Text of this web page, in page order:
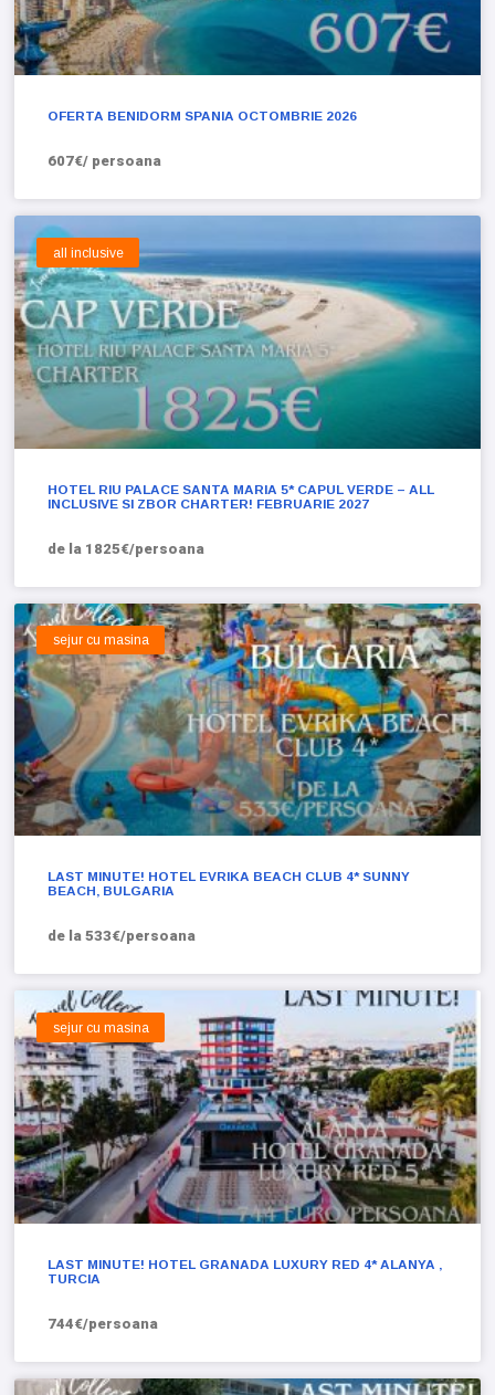
OFERTA BENIDORM SPANIA OCTOMBRIE 2026
607€/ persoana
all inclusive
HOTEL RIU PALACE SANTA MARIA 5* CAPUL VERDE – ALL
INCLUSIVE SI ZBOR CHARTER! FEBRUARIE 2027
de la 1825€/persoana
sejur cu masina
LAST MINUTE! HOTEL EVRIKA BEACH CLUB 4* SUNNY
BEACH, BULGARIA
de la 533€/persoana
sejur cu masina
LAST MINUTE! HOTEL GRANADA LUXURY RED 4* ALANYA ,
TURCIA
744€/persoana